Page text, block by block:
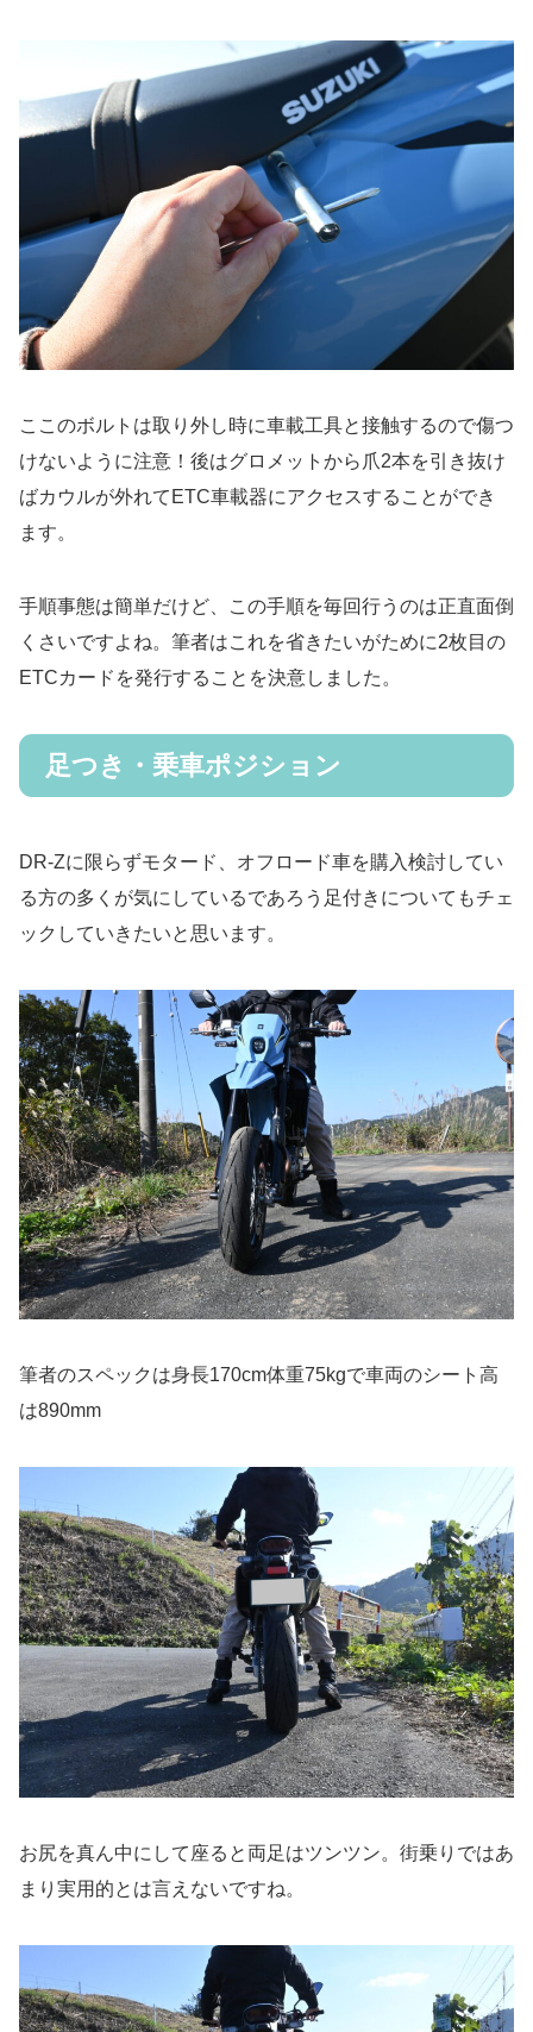
ここのボルトは取り外し時に車載工具と接触するので傷つ
けないように注意！後はグロメットから爪2本を引き抜け
ばカウルが外れてETC車載器にアクセスすることができ
ます。
手順事態は簡単だけど、この手順を毎回行うのは正直面倒
くさいですよね。筆者はこれを省きたいがために2枚目の
ETCカードを発行することを決意しました。
足つき・乗車ポジション
DR-Zに限らずモタード、オフロード車を購入検討してい
る方の多くが気にしているであろう足付きについてもチェ
ックしていきたいと思います。
筆者のスペックは身長170cm体重75kgで車両のシート高
は890mm
お尻を真ん中にして座ると両足はツンツン。街乗りではあ
まり実用的とは言えないですね。